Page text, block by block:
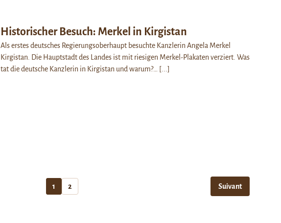
Historischer Besuch: Merkel in Kirgistan
Als erstes deutsches Regierungsoberhaupt besuchte Kanzlerin Angela Merkel
Kirgistan. Die Hauptstadt des Landes ist mit riesigen Merkel-Plakaten verziert. Was
tat die deutsche Kanzlerin in Kirgistan und warum?…
[...]
1 2 Suivant